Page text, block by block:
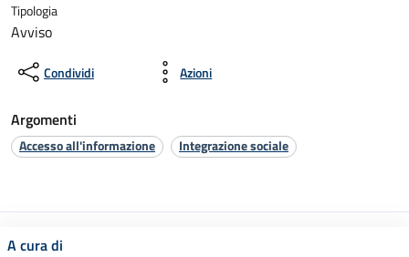
Tipologia
Avviso
Condividi Azioni
Argomenti
Accesso all'informazione Integrazione sociale
A cura di